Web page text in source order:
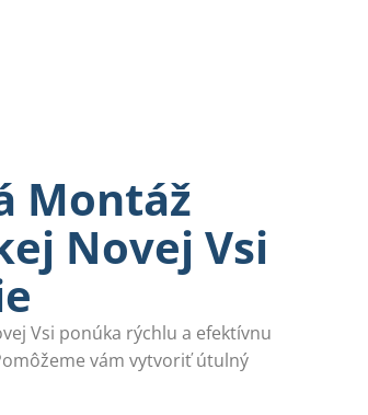
Montáž
Novej Vsi
Vsi ponúka rýchlu a efektívnu
vám vytvoriť útulný